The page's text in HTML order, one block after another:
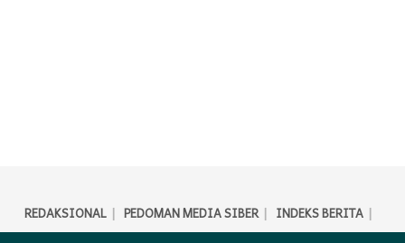
REDAKSIONAL PEDOMAN MEDIA SIBER INDEKS BERITA